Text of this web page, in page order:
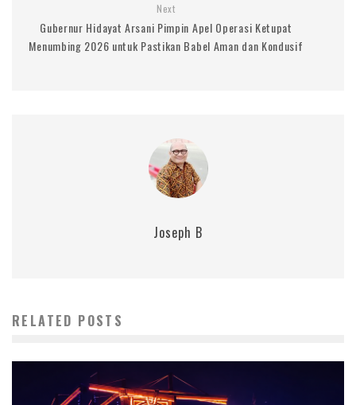
Next
Gubernur Hidayat Arsani Pimpin Apel Operasi Ketupat
Menumbing 2026 untuk Pastikan Babel Aman dan Kondusif
Joseph B
RELATED POSTS